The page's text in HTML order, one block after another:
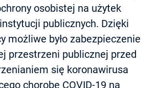
osobistej na użytek
publicznych. Dzięki
możliwe było zabezpieczenie
przestrzeni publicznej przed
się koronawirusa
chorobę COVID-19 na